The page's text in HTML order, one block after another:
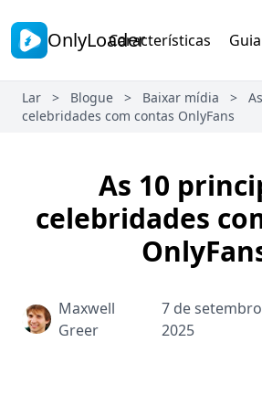
OnlyLoaderCaracterísticas Guia
Lar > Blogue > Baixar mídia >
celebridades com contas OnlyFans
As 10
celebridades
Maxwell
Greer
7 de
2025